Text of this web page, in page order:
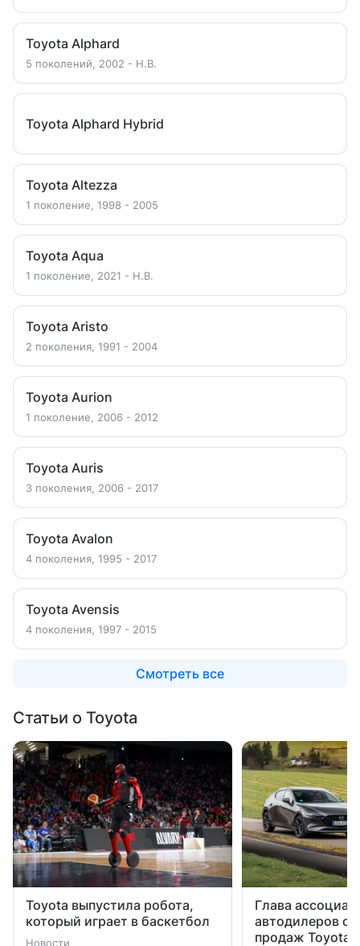
Toyota Alphard
5 поколений, 2002 - Н.В.
Toyota Alphard Hybrid
Toyota Altezza
1 поколение, 1998 - 2005
Toyota Aqua
1 поколение, 2021 - Н.В.
Toyota Aristo
2 поколения, 1991 - 2004
Toyota Aurion
1 поколение, 2006 - 2012
Toyota Auris
3 поколения, 2006 - 2017
Toyota Avalon
4 поколения, 1995 - 2017
Toyota Avensis
4 поколения, 1997 - 2015
Смотреть все
Статьи о Toyota
Toyota выпустила робота,
который играет в баскетбол
Новости
Глава
автодилеров
продаж Toyota